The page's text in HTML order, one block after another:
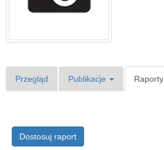
Przegląd Publikacje Raporty
Dostosuj raport